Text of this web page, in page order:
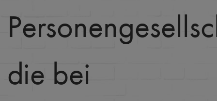
die bei